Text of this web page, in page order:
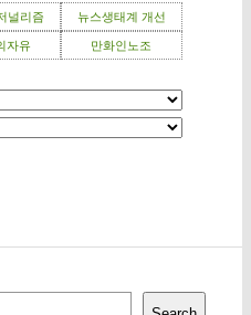
널리즘 뉴스생태계 개선
자유 만화인노조